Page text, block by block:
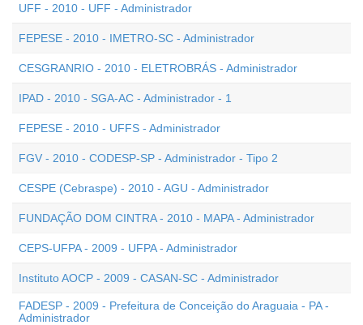
UFF - 2010 - UFF - Administrador
FEPESE - 2010 - IMETRO-SC - Administrador
CESGRANRIO - 2010 - ELETROBRÁS - Administrador
IPAD - 2010 - SGA-AC - Administrador - 1
FEPESE - 2010 - UFFS - Administrador
FGV - 2010 - CODESP-SP - Administrador - Tipo 2
CESPE (Cebraspe) - 2010 - AGU - Administrador
FUNDAÇÃO DOM CINTRA - 2010 - MAPA - Administrador
CEPS-UFPA - 2009 - UFPA - Administrador
Instituto AOCP - 2009 - CASAN-SC - Administrador
FADESP - 2009 - Prefeitura de Conceição do Araguaia - PA -
Administrador